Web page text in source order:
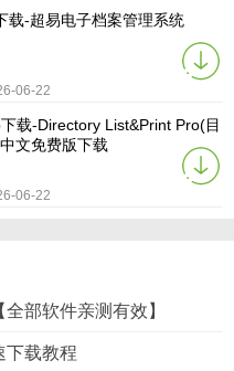
载-超易电子档案管理系统
06-22
载-Directory List&Print Pro(目
文免费版下载
06-22
部软件亲测有效】
下载教程